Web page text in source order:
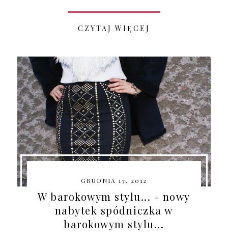
CZYTAJ WIĘCEJ
GRUDNIA 17, 2012
W barokowym stylu... - nowy
nabytek spódniczka w
barokowym stylu...